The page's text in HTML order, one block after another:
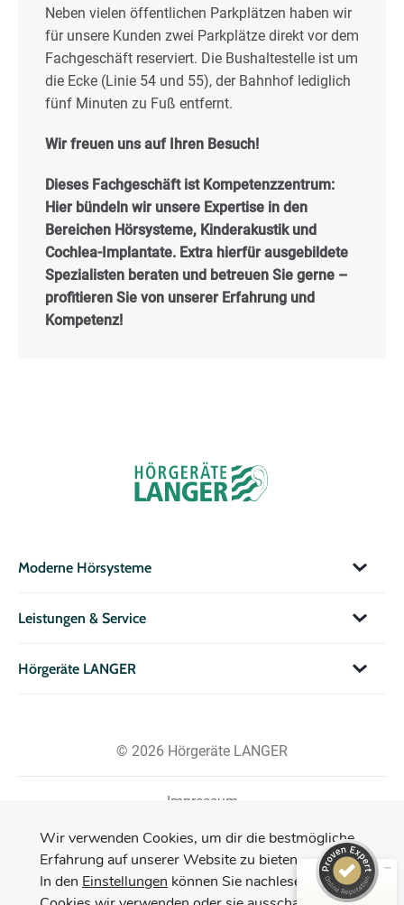
Neben vielen öffentlichen Parkplätzen haben wir
für unsere Kunden zwei Parkplätze direkt vor dem
Fachgeschäft reserviert. Die Bushaltestelle ist um
die Ecke (Linie 54 und 55), der Bahnhof lediglich
fünf Minuten zu Fuß entfernt.
Wir freuen uns auf Ihren Besuch!
Dieses Fachgeschäft ist Kompetenzzentrum:
Hier bündeln wir unsere Expertise in den
Bereichen Hörsysteme, Kinderakustik und
Cochlea-Implantate. Extra hierfür ausgebildete
Spezialisten beraten und betreuen Sie gerne –
profitieren Sie von unserer Erfahrung und
Kompetenz!
Moderne Hörsysteme
Leistungen & Service
Hörgeräte LANGER
© 2026 Hörgeräte LANGER
Impressum
Datenschutzerklärung
Wir verwenden Cookies, um dir die bestmögliche
Erfahrung auf unserer Website zu bieten.
In den Einstellungen können Sie nachlesen, welche
Kundenbewertungen und Erfahrungen zu
Hörgeräte LANGER GmbH & Co. KG
SEHR GUT 3.144